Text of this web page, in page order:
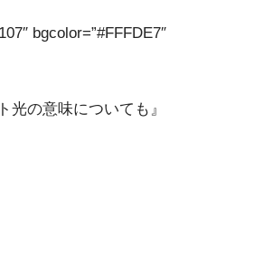
bgcolor=”#FFFDE7″
光の意味についても』